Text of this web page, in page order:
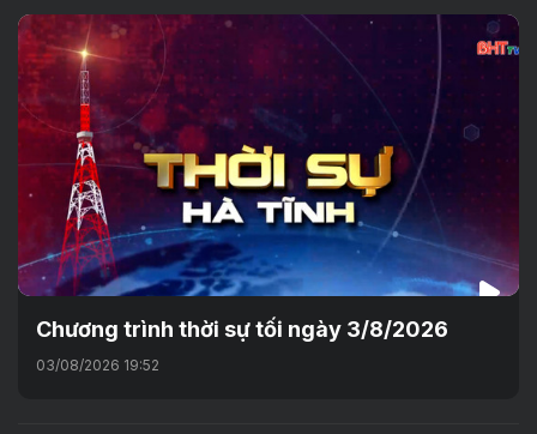
Chương trình thời sự tối ngày 3/8/2026
03/08/2026 19:52